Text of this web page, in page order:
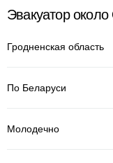
Эвакуатор
Гродненская область
По Беларуси
Молодечно